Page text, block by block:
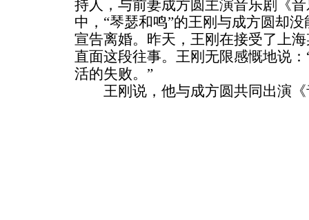
持人，与前妻成方圆主演音乐剧《
中，“琴瑟和鸣”的王刚与成方圆却
宣告离婚。昨天，王刚在接受了上
直面这段往事。王刚无限感慨地说
活的失败。”
王刚说，他与成方圆共同出演《